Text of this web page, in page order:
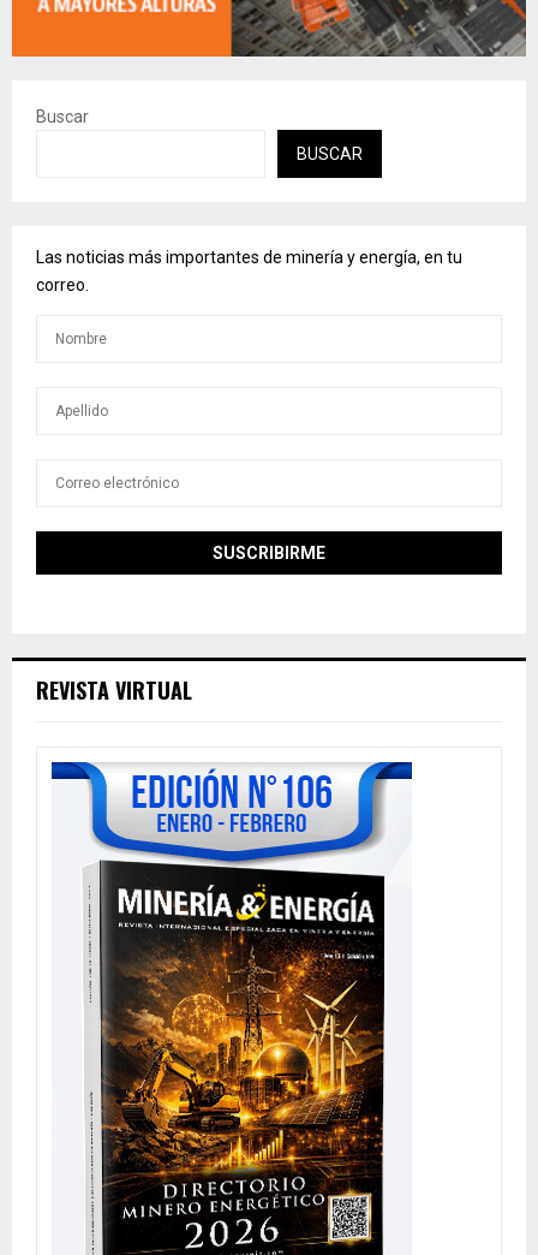
Buscar
BUSCAR
Las noticias más importantes de minería y energía, en tu
correo.
REVISTA VIRTUAL